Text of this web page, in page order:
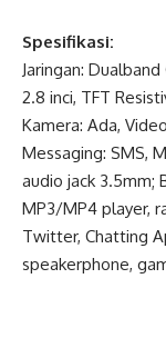
Spesifikasi:
Jaringan:
2.8 inci, TFT
Kamera: Ada,
Messaging: SMS,
audio jack 3.5mm;
MP3/MP4 player,
Twitter, Chatting
speakerphone,